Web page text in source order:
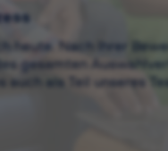
heute. Nach Ihrer
gesamten
auch als Teil unseres